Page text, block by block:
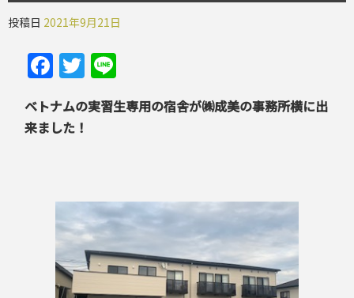
投稿日 2021年9月21日
Facebook
Twitter
ベトナムの実習生専用の宿舎が㈱成美の事務所横に出
来ました！